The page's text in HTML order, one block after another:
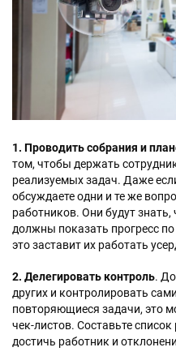
1. Проводить собрания и
том, чтобы держать
реализуемых задач. Даже
обсуждаете одни и те же
работников. Они будут
должны показать прогресс
это заставит их работать
2. Делегировать контроль.
других и контролировать
повторяющиеся задачи, это
чек-листов. Составьте
достичь работник и